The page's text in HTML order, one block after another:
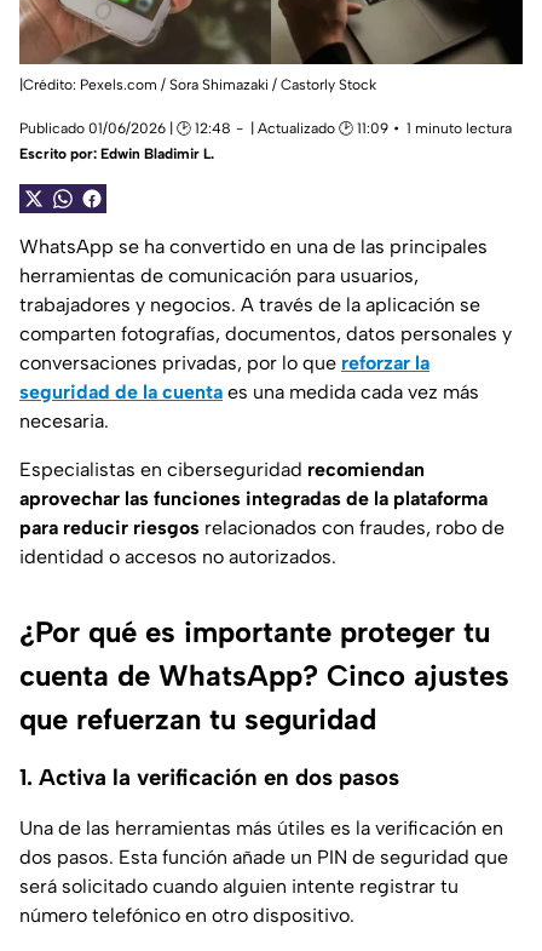
|Crédito: Pexels.com / Sora Shimazaki / Castorly Stock
Publicado 01/06/2026 | 🕑 12:48 | Actualizado 🕑 11:09
1 minuto lectura
Escrito por: Edwin Bladimir L.
WhatsApp se ha convertido en una de las principales
herramientas de comunicación para usuarios,
trabajadores y negocios. A través de la aplicación se
comparten fotografías, documentos, datos personales y
conversaciones privadas, por lo que reforzar la
seguridad de la cuenta es una medida cada vez más
necesaria.
Especialistas en ciberseguridad recomiendan
aprovechar las funciones integradas de la plataforma
para reducir riesgos relacionados con fraudes, robo de
identidad o accesos no autorizados.
¿Por qué es importante proteger tu
cuenta de WhatsApp? Cinco ajustes
que refuerzan tu seguridad
1. Activa la verificación en dos pasos
Una de las herramientas más útiles es la verificación en
dos pasos. Esta función añade un PIN de seguridad que
será solicitado cuando alguien intente registrar tu
número telefónico en otro dispositivo.